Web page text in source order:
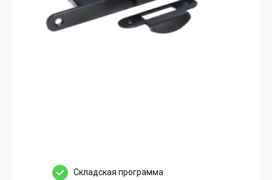
Cкладская программа